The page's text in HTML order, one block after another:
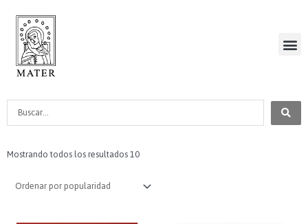
contenido
Search
...
Mostrando todos los resultados 10